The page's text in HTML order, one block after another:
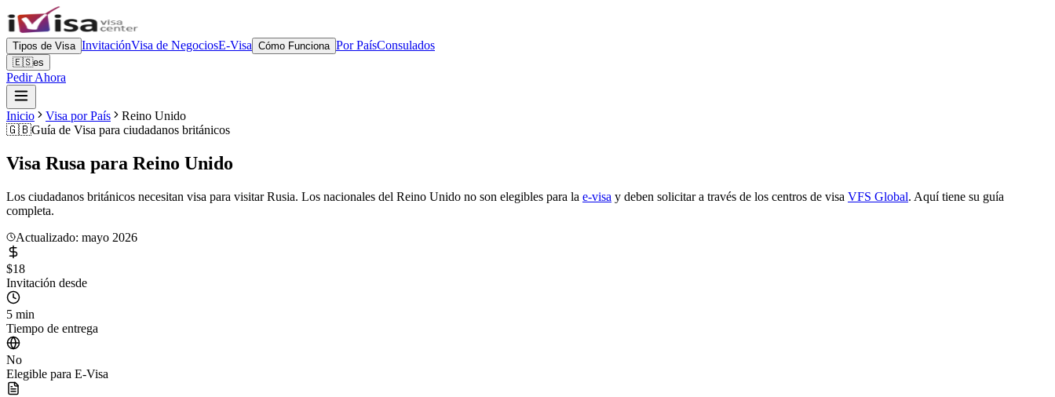
Tipos de Visa InvitaciónVisa de NegociosE-Visa Cómo Funciona Por PaísConsulados
🇪🇸es
Pedir Ahora
Inicio Visa por País
Reino Unido
🇬🇧Guía de Visa para ciudadanos británicos
Visa Rusa para Reino Unido
Los ciudadanos británicos necesitan visa para visitar Rusia. Los nacionales del Reino Unido no son elegibles para la e-visa y deben solicitar a través de los centros de visa VFS Global. Aquí tiene su guía
completa.
Actualizado: mayo 2026
$18
Invitación desde
5 min
Tiempo de entrega
No
Elegible para E-Visa